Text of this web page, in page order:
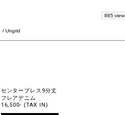
/ Ungrid
885 view
センタープレス9分丈
フレアデニム
16,500- (TAX IN)